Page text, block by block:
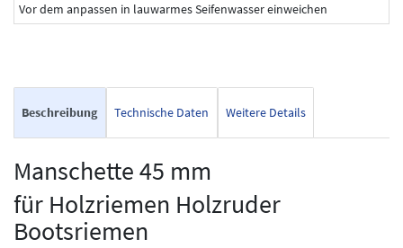
Vor dem anpassen in lauwarmes Seifenwasser einweichen
Beschreibung Technische Daten Weitere Details
Manschette 45 mm
für Holzriemen Holzruder
Bootsriemen